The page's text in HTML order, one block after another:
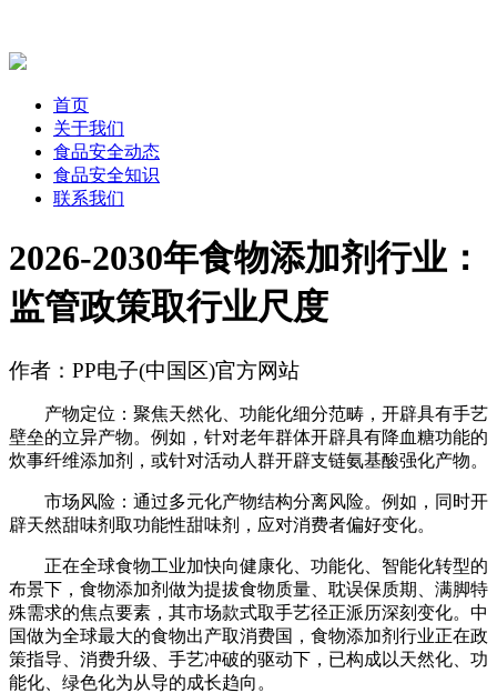
首页
关于我们
食品安全动态
食品安全知识
联系我们
2026-2030年食物添加剂行业：
监管政策取行业尺度
作者：PP电子(中国区)官方网站
产物定位：聚焦天然化、功能化细分范畴，开辟具有手艺
壁垒的立异产物。例如，针对老年群体开辟具有降血糖功能的
炊事纤维添加剂，或针对活动人群开辟支链氨基酸强化产物。
市场风险：通过多元化产物结构分离风险。例如，同时开
辟天然甜味剂取功能性甜味剂，应对消费者偏好变化。
正在全球食物工业加快向健康化、功能化、智能化转型的
布景下，食物添加剂做为提拔食物质量、耽误保质期、满脚特
殊需求的焦点要素，其市场款式取手艺径正派历深刻变化。中
国做为全球最大的食物出产取消费国，食物添加剂行业正在政
策指导、消费升级、手艺冲破的驱动下，已构成以天然化、功
能化、绿色化为从导的成长趋向。